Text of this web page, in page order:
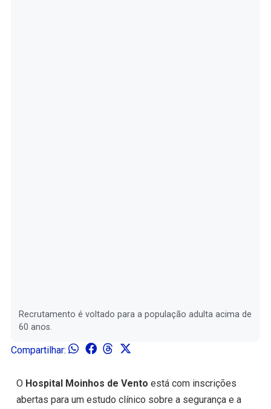
Recrutamento é voltado para a população adulta acima de
60 anos.
Compartilhar:
O Hospital Moinhos de Vento está com inscrições
abertas para um estudo clínico sobre a segurança e a